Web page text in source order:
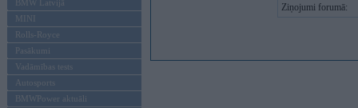
BMW Latvijā
MINI
Rolls-Royce
Pasākumi
Vadāmības tests
Autosports
BMWPower aktuāli
Ziņojumi forumā: